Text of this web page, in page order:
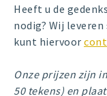
Heeft u de
nodig? Wij
kunt hiervoor
Onze prijzen zijn
50 tekens) en